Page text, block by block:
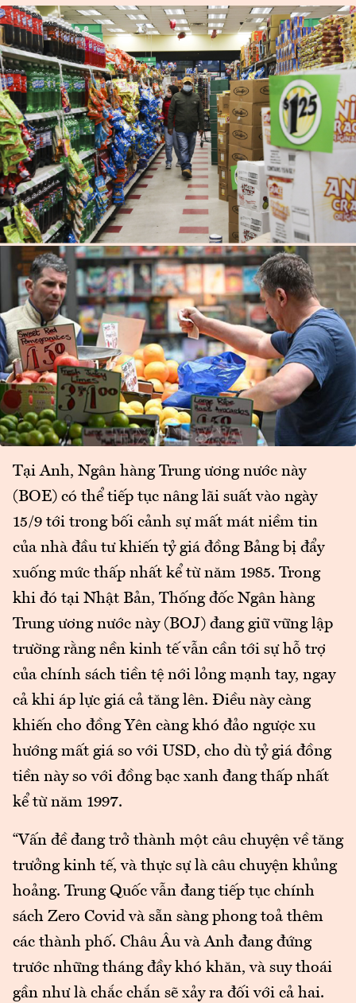
Tại Anh, Ngân hàng Trung ương nước này
(BOE) có thể tiếp tục nâng lãi suất vào ngày
15/9 tới trong bối cảnh sự mất mát niềm tin
của nhà đầu tư khiến tỷ giá đồng Bảng bị đẩy
xuống mức thấp nhất kể từ năm 1985. Trong
khi đó tại Nhật Bản, Thống đốc Ngân hàng
Trung ương nước này (BOJ) đang giữ vững lập
trường rằng nền kinh tế vẫn cần tới sự hỗ trợ
của chính sách tiền tệ nới lỏng mạnh tay, ngay
cả khi áp lực giá cả tăng lên. Điều này càng
khiến cho đồng Yên càng khó đảo ngược xu
hướng mất giá so với USD, cho dù tỷ giá đồng
tiền này so với đồng bạc xanh đang thấp nhất
kể từ năm 1997.
“Vấn đề đang trở thành một câu chuyện về tăng
trưởng kinh tế, và thực sự là câu chuyện khủng
hoảng. Trung Quốc vẫn đang tiếp tục chính
sách Zero Covid và sẵn sàng phong toả thêm
các thành phố. Châu Âu và Anh đang đứng
trước những tháng đầy khó khăn, và suy thoái
gần như là chắc chắn sẽ xảy ra đối với cả hai.